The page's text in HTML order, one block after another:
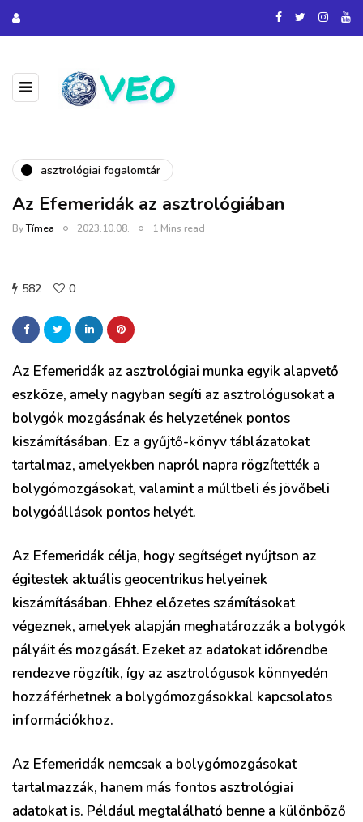
asztrológiai fogalomtár
Az Efemeridák az asztrológiában
ByTímea 2023.10.08. 1 Mins read
582 0
Az Efemeridák az asztrológiai munka egyik alapvető
eszköze, amely nagyban segíti az asztrológusokat a
bolygók mozgásának és helyzetének pontos
kiszámításában. Ez a gyűjtő-könyv táblázatokat
tartalmaz, amelyekben napról napra rögzítették a
bolygómozgásokat, valamint a múltbeli és jövőbeli
bolygóállások pontos helyét.
Az Efemeridák célja, hogy segítséget nyújtson az
égitestek aktuális geocentrikus helyeinek
kiszámításában. Ehhez előzetes számításokat
végeznek, amelyek alapján meghatározzák a bolygók
pályáit és mozgását. Ezeket az adatokat időrendbe
rendezve rögzítik, így az asztrológusok könnyedén
hozzáférhetnek a bolygómozgásokkal kapcsolatos
információkhoz.
Az Efemeridák nemcsak a bolygómozgásokat
tartalmazzák, hanem más fontos asztrológiai
adatokat is. Például megtalálható benne a különböző